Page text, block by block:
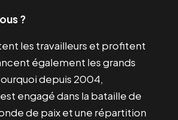
?
les travailleurs et profitent
également les grands
depuis 2004,
engagé dans la bataille de
de paix et une répartition